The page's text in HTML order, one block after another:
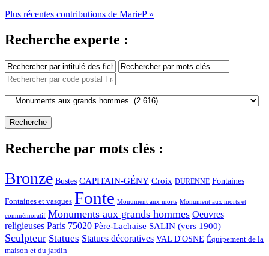
Plus récentes contributions de MarieP »
Recherche experte :
Recherche par mots clés :
Bronze Bustes CAPITAIN-GÉNY Croix DURENNE Fontaines
Fontaines et vasques Fonte Monument aux morts Monument aux morts et
commémoratif Monuments aux grands hommes Oeuvres
religieuses Paris 75020 Père-Lachaise SALIN (vers 1900)
Sculpteur Statues Statues décoratives VAL D'OSNE Équipement de la
maison et du jardin